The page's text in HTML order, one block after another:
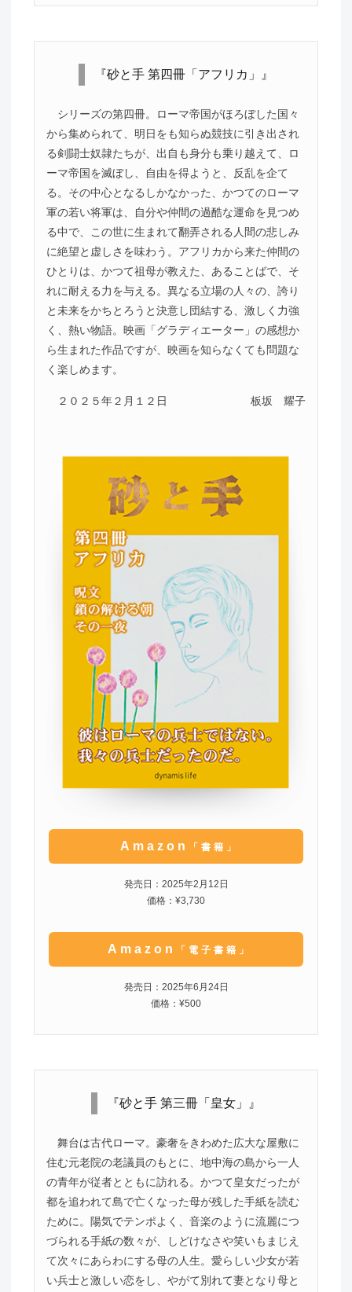
『砂と手 第四冊「アフリカ」』
シリーズの第四冊。ローマ帝国がほろぼした国々
から集められて、明日をも知らぬ競技に引き出され
る剣闘士奴隷たちが、出自も身分も乗り越えて、ロ
ーマ帝国を滅ぼし、自由を得ようと、反乱を企て
る。その中心となるしかなかった、かつてのローマ
軍の若い将軍は、自分や仲間の過酷な運命を見つめ
る中で、この世に生まれて翻弄される人間の悲しみ
に絶望と虚しさを味わう。アフリカから来た仲間の
ひとりは、かつて祖母が教えた、あることばで、そ
れに耐える力を与える。異なる立場の人々の、誇り
と未来をかちとろうと決意し団結する、激しく力強
く、熱い物語。映画「グラディエーター」の感想か
ら生まれた作品ですが、映画を知らなくても問題な
く楽しめます。
２０２５年２月１２日 板坂 耀子
Amazon 「書籍」
発売日：2025年2月12日
価格：¥3,730
Amazon 「電子書籍」
発売日：2025年6月24日
価格：¥500
『砂と手 第三冊「皇女」』
舞台は古代ローマ。豪奢をきわめた広大な屋敷に
住む元老院の老議員のもとに、地中海の島から一人
の青年が従者とともに訪れる。かつて皇女だったが
都を追われて島で亡くなった母が残した手紙を読む
ために。陽気でテンポよく、音楽のように流麗につ
づられる手紙の数々が、しどけなさや笑いもまじえ
て次々にあらわにする母の人生。愛らしい少女が若
い兵士と激しい恋をし、やがて別れて妻となり母と